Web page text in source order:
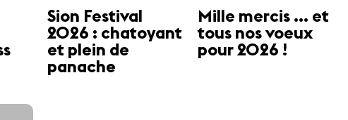
Sion Festival
2026 : chatoyant
et plein de
panache
Mille mercis ... et
tous nos voeux
pour 2026 !